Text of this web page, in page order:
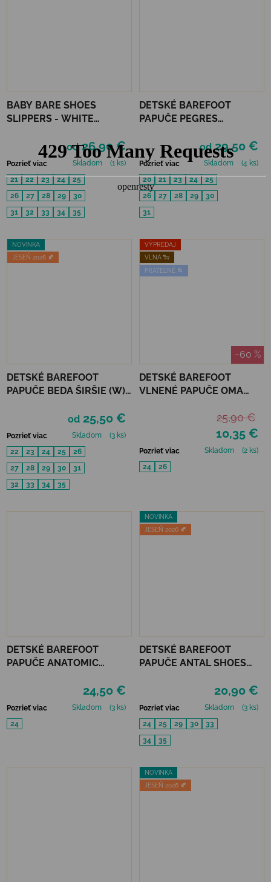
BABY BARE SHOES
SLIPPERS - WHITE
od26,90 €
Pozrieť viac Skladom
(1 ks)
21
22 23 24
25
26
27 28 29
30
31
32 33 34 35
DETSKÉ BAREFOOT
PAPUČE PEGRES
ČIERNE
od29,50 €
Pozrieť viac Skladom
(4 ks)
20
21 23 24
25
26
27 28 29
30
31
NOVINKA
JESEŇ 2026 🍂
DETSKÉ BAREFOOT
PAPUČE BEDA ŠIRŠIE (W)
od 25,50 €
Pozrieť viac Skladom
(3 ks)
22
23 24 25
26
27
28 29 30
31
32
33 34 35
VÝPREDAJ
VLNA 🐑
PRATEĽNÉ 🌀
–60 %
DETSKÉ BAREFOOT
VLNENÉ PAPUČE OMA
10,35 €
25,90 €
Pozrieť viac Skladom
(2 ks)
24
26
DETSKÉ BAREFOOT
PAPUČE ANATOMIC
24,50 €
Pozrieť viac Skladom
(3 ks)
24
NOVINKA
JESEŇ 2026 🍂
DETSKÉ BAREFOOT
PAPUČE ANTAL SHOES
20,90 €
Pozrieť viac Skladom
(3 ks)
24
25 29 30
33
34
35
NOVINKA
JESEŇ 2026 🍂